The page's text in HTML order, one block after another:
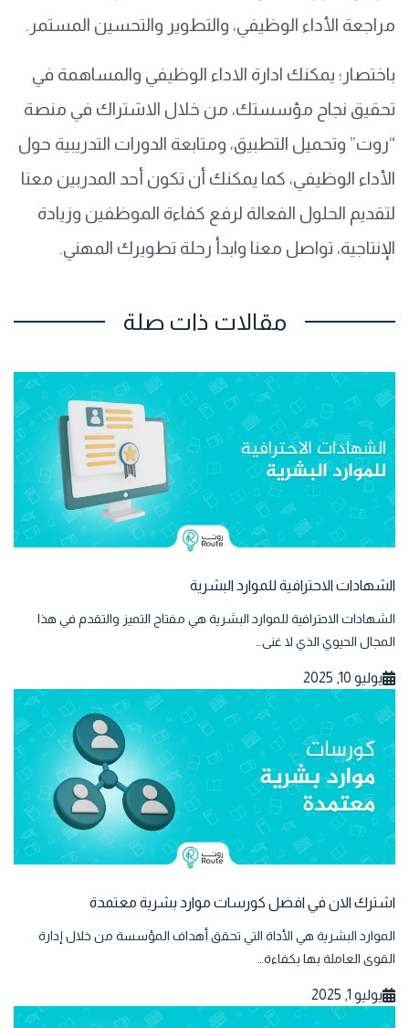
مراجعة الأداء الوظيفي، والتطوير والتحسين المستمر.
باختصار؛ يمكنك ادارة الاداء الوظيفي والمساهمة في
تحقيق نجاح مؤسستك، من خلال الاشتراك في منصة
“روت” وتحميل التطبيق، ومتابعة الدورات التدريبية حول
الأداء الوظيفي، كما يمكنك أن تكون أحد المدربين معنا
لتقديم الحلول الفعالة لرفع كفاءة الموظفين وزيادة
الإنتاجية، تواصل معنا وابدأ رحلة تطويرك المهني.
مقالات ذات صلة
الشهادات الاحترافية للموارد البشرية
الشهادات الاحترافية للموارد البشرية هي مفتاح التميز والتقدم في هذا
المجال الحيوي الذي لا غنى…
يوليو 10, 2025
اشترك الان في افضل كورسات موارد بشرية معتمدة
الموارد البشرية هي الأداة التي تحقق أهداف المؤسسة من خلال إدارة
القوى العاملة بها بكفاءة…
يوليو 1, 2025